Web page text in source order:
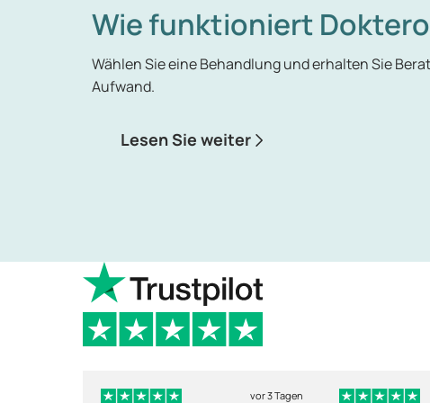
Wie funktioniert
Wählen Sie eine Behandlung und erhalten Sie
Aufwand.
Lesen Sie weiter
vor 3 Tagen